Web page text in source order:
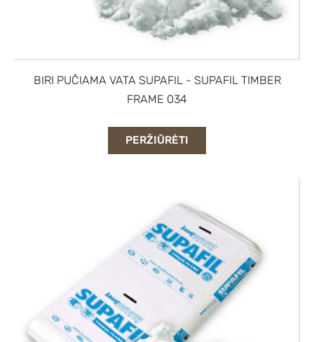
BIRI PUČIAMA VATA SUPAFIL - SUPAFIL TIMBER
FRAME 034
PERŽIŪRĖTI